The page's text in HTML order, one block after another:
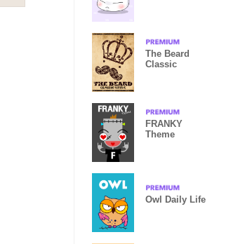
The Beard
Classic
FRANKY
Theme
Owl Daily Life